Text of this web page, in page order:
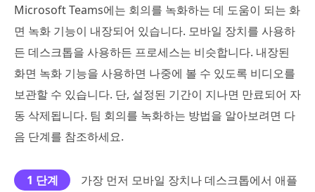
Microsoft Teams에는 회의를 녹화하는 데 도움이 되는 화
면 녹화 기능이 내장되어 있습니다. 모바일 장치를 사용하
든 데스크톱을 사용하든 프로세스는 비슷합니다. 내장된
화면 녹화 기능을 사용하면 나중에 볼 수 있도록 비디오를
보관할 수 있습니다. 단, 설정된 기간이 지나면 만료되어 자
동 삭제됩니다. 팀 회의를 녹화하는 방법을 알아보려면 다
음 단계를 참조하세요.
1 단계
가장 먼저 모바일 장치나 데스크톱에서 애플